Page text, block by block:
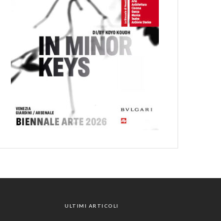
ULTIMI ARTICOLI